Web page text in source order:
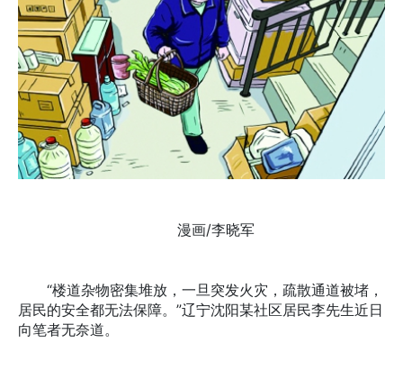
漫画/李晓军
“楼道杂物密集堆放，一旦突发火灾，疏散通道被堵，
居民的安全都无法保障。”辽宁沈阳某社区居民李先生近日
向笔者无奈道。